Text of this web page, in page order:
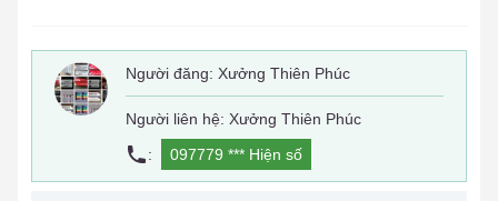
Người đăng: Xưởng Thiên Phúc
Người liên hệ: Xưởng Thiên Phúc
:
097779 *** Hiện số